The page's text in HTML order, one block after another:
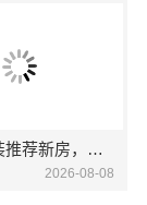
秀洲区家装推荐新房，嘉兴锦居装饰材料有限公司
2026-08-08